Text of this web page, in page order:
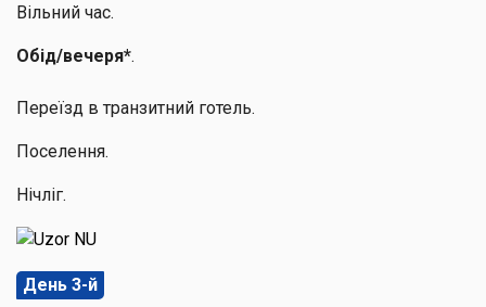
Вільний час.
Обід/вечеря*.
Переїзд в транзитний готель.
Поселення.
Нічліг.
День 3-й